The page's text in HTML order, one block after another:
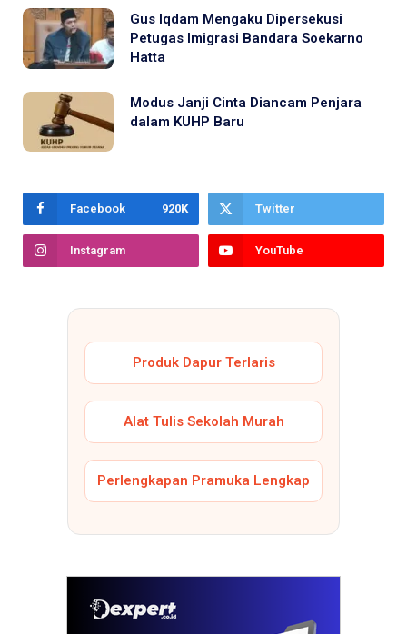
Gus Iqdam Mengaku Dipersekusi
Petugas Imigrasi Bandara Soekarno
Hatta
Modus Janji Cinta Diancam Penjara
dalam KUHP Baru
Facebook 920K Twitter
Instagram YouTube
Produk Dapur Terlaris
Alat Tulis Sekolah Murah
Perlengkapan Pramuka Lengkap